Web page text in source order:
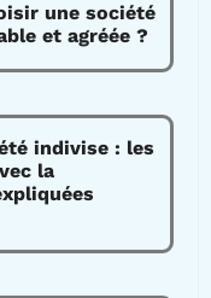
une société
et agréée ?
indivise : les
la